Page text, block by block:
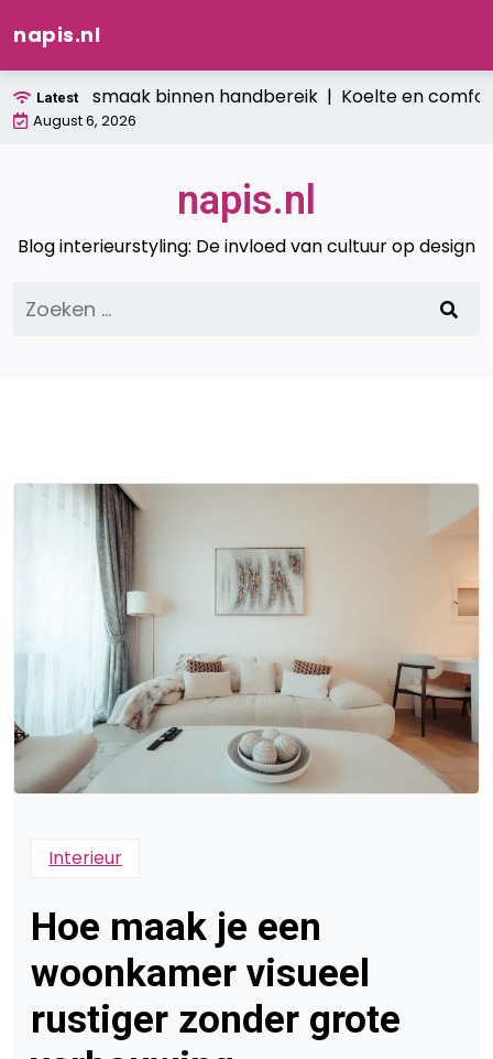
naar
de
napis.nl
Latestsmaak binnen handbereik |Koelte en comfort:
August 6, 2026
napis.nl
Blog interieurstyling: De invloed van cultuur op design
naar:
Interieur
Hoe maak je een
woonkamer visueel
rustiger zonder grote